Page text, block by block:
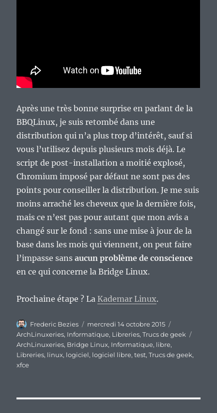
Après une très bonne surprise en parlant de la
BBQLinux, je suis retombé dans une
distribution qui n’a plus trop d’intérêt, sauf si
vous l’utilisez depuis plusieurs mois déjà. Le
script de post-installation a moitié explosé,
Chromium imposé par défaut ne sont pas des
points pour conseiller la distribution. Je me suis
moins arraché les cheveux que la dernière fois,
mais ce n’est pas pour autant que mon avis a
changé sur le fond : sans une mise à jour de la
base dans les mois qui viennent, on peut faire
l’impasse sansaucun problème de conscience
en ce qui concerne la Bridge Linux.
Prochaine étape ? La Kademar Linux.
Auteur
Frederic Bezies
Publié
le
mercredi 14 octobre 2015
ArchLinuxeries, Informatique, Libreries,Trucs de geek
ArchLinuxeries, Bridge Linux, Informatique, libre,
Libreries, linux, logiciel, logiciel libre,test,Trucs de geek,
xfce